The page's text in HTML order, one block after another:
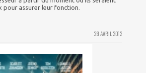
pour assurer leur fonction.
28 AVRIL 2012